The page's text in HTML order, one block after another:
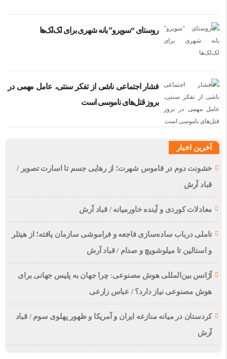
روستای “سویرو” بانه شهری برای لک‌لک‌ها
فشار اجتماعی ناشی از تفکر سنتی، عامل مهمی در
بروز قتل‌های ناموسی است
آخرین اخبار
خشونت دوم در قاموس شهرت؛ از رهایی جسم تا اسارت تصویر /
قباد آرش
معادلات کوردی و آینده خاورمیانه / قباد آرش
تاملی درباب سادەسازی فاجعە و فراموشی سازمان یافتە؛ از هیتلر
و استالین تا میلوشویچ و صدام / قباد آرش
آژانس بین‌المللی هوش مصنوعی: چرا جهان به پلیس جهانی برای
هوش مصنوعی نیاز دارد؟ / عباس زارعی
کردستان در میانه منازعە ایران و آمریکا و ظهور پهلوی سوم / قباد
آرش